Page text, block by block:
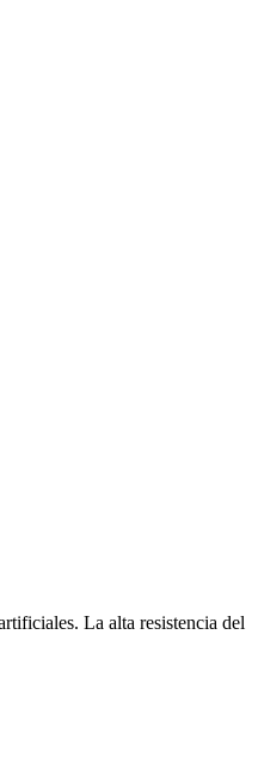
La alta resistencia del